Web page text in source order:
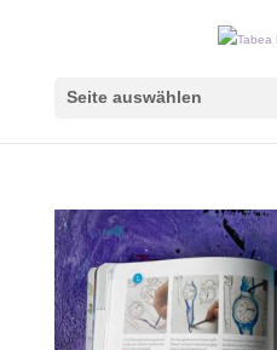
Seite auswählen